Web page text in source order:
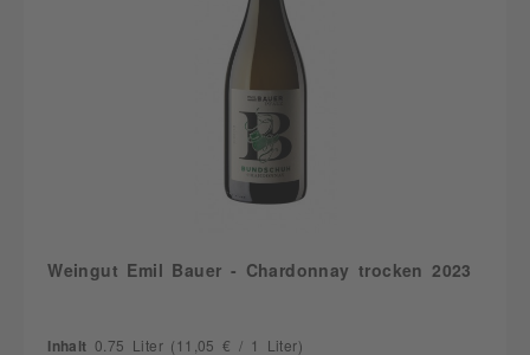
Weingut Emil Bauer - Chardonnay trocken 2023
Inhalt 0.75 Liter (11,05 € / 1 Liter)